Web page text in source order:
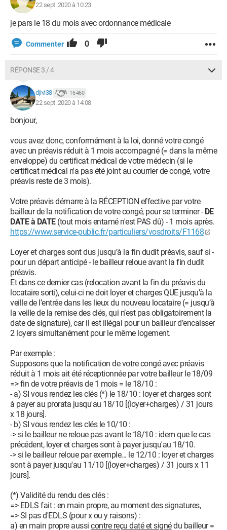
22 sept. 2020 à 10:23
je pars le 18 du mois avec ordonnance médicale
Commenter 0
RÉPONSE 3 / 4
djivi38 16 460
22 sept. 2020 à 14:08
bonjour,
vous avez donc, conformément à la loi, donné votre congé
avec un préavis réduit à 1 mois accompagné (= dans la même
enveloppe) du certificat médical de votre médecin (si le
certificat médical n'a pas été joint au courrier de congé, votre
préavis reste de 3 mois).
Votre préavis démarre à la RÉCEPTION effective par votre
bailleur de la notification de votre congé, pour se terminer - DE
DATE à DATE(tout mois entamé n'est PAS dû) - 1 mois après.
https://www.service-public.fr/particuliers/vosdroits/F1168
Loyer et charges sont dus jusqu’à la fin dudit préavis, sauf si -
pour un départ anticipé - le bailleur reloue avant la fin dudit
préavis.
Et dans ce dernier cas (relocation avant la fin du préavis du
locataire sorti), celui-ci ne doit loyer et charges QUE jusqu’à la
veille de l’entrée dans les lieux du nouveau locataire (= jusqu’à
la veille de la remise des clés, qui n’est pas obligatoirement la
date de signature), car il est illégal pour un bailleur d’encaisser
2 loyers simultanément pour le même logement.
Par exemple :
Supposons que la notification de votre congé avec préavis
réduit à 1 mois ait été réceptionnée par votre bailleur le 18/09
=> fin de votre préavis de 1 mois = le 18/10 :
- a) SI vous rendez les clés (*) le 18/10 : loyer et charges sont
à payer au prorata jusqu'au 18/10 [(loyer+charges) / 31 jours
x 18 jours].
- b) SI vous rendez les clés le 10/10 :
-> si le bailleur ne reloue pas avant le 18/10 : idem que le cas
précédent, loyer et charges sont à payer jusqu'au 18/10.
-> si le bailleur reloue par exemple... le 12/10 : loyer et charges
sont à payer jusqu'au 11/10 [(loyer+charges) / 31 jours x 11
jours].
(*) Validité du rendu des clés :
=> EDLS fait : en main propre, au moment des signatures,
=> SI pas d'EDLS (pour x ou y raisons) :
a) en main propre aussi contre reçu daté et signédu bailleur =